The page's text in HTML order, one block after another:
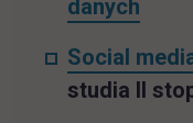
danych
Social
studia II